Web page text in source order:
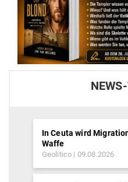
In Ceuta wird
Waffe
Geolitico 09.08.2026